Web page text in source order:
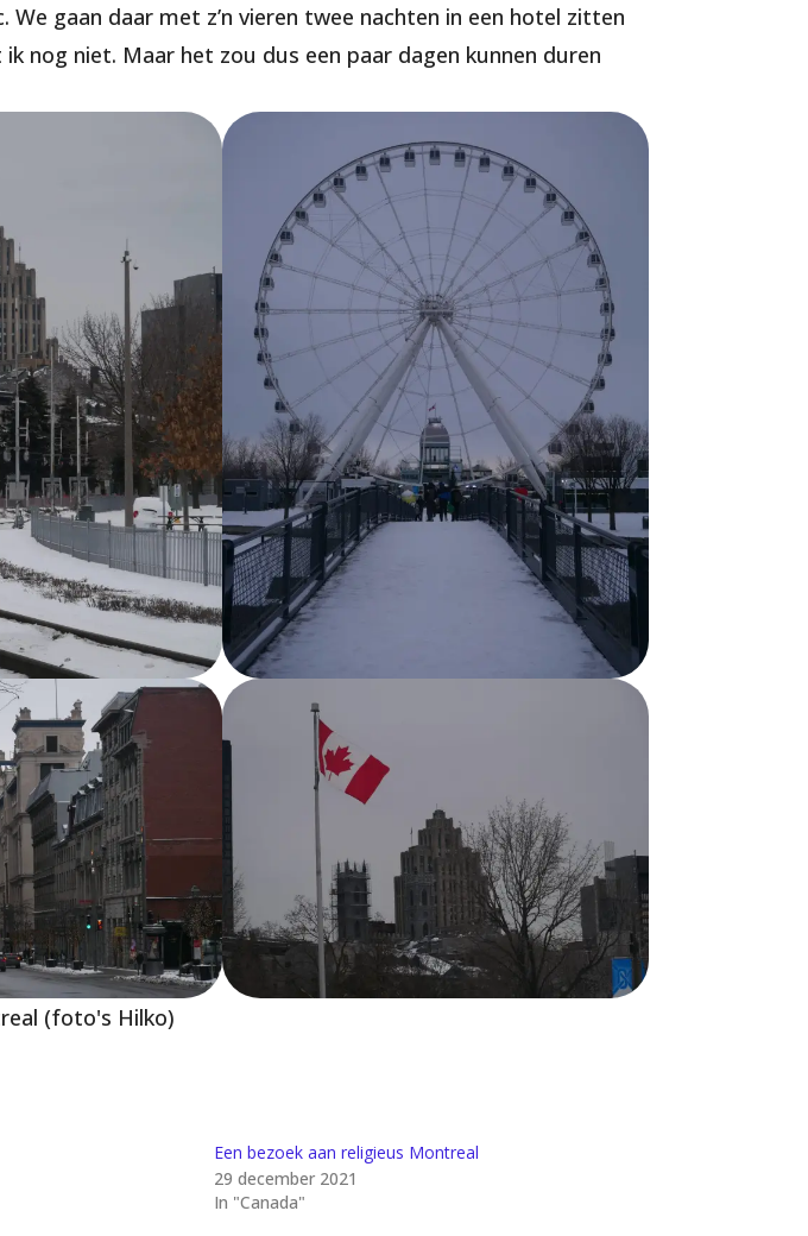
gaan daar met z’n vieren twee nachten in een hotel zitten
nog niet. Maar het zou dus een paar dagen kunnen duren
(foto's Hilko)
Een bezoek aan religieus Montreal
29 december 2021
In "Canada"